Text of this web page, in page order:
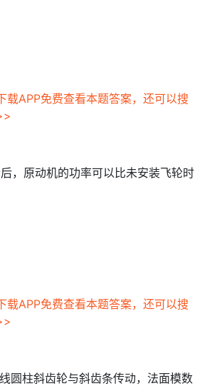
载APP免费查看本题答案，还可以搜
，原动机的功率可以比未安装飞轮时
载APP免费查看本题答案，还可以搜
圆柱斜齿轮与斜齿条传动，法面模数